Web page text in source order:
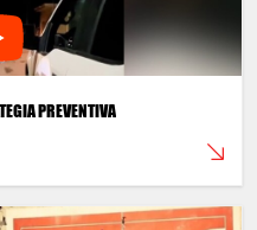
PREVENTIVA